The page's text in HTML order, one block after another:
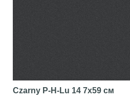
Czarny P-H-Lu 14 7x59 см